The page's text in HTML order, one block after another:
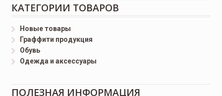
КАТЕГОРИИ ТОВАРОВ
Новые товары
Граффити продукция
Обувь
Одежда и аксессуары
ПОЛЕЗНАЯ ИНФОРМАЦИЯ